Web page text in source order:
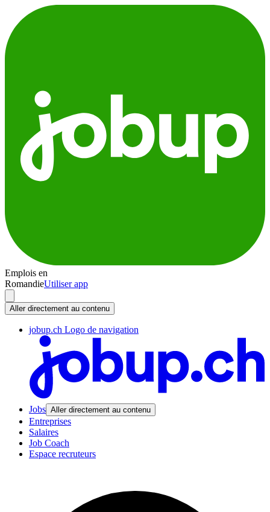
Emplois en
RomandieUtiliser app
Aller directement au contenu
jobup.ch Logo de navigation
Jobs Aller directement au contenu
Entreprises
Salaires
Job Coach
Espace recruteurs